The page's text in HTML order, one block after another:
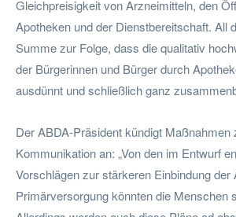
Gleichpreisigkeit von Arzneimitteln, den
Apotheken und der Dienstbereitschaft. All
Summe zur Folge, dass die qualitativ
der Bürgerinnen und Bürger durch
ausdünnt und schließlich ganz
Der ABDA-Präsident kündigt Maßnahmen
Kommunikation an: „Von den im Entwurf
Vorschlägen zur stärkeren Einbindung der
Primärversorgung könnten die Menschen